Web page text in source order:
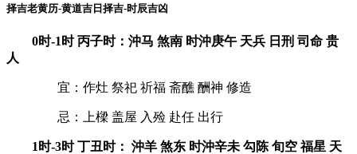
择吉老黄历-黄道吉日择吉-时辰吉凶
0时-1时 丙子时：沖马 煞南 时沖庚午 天兵 日刑 司命 贵
人
宜：作灶 祭祀 祈福 斋醮 酬神 修造
忌：上樑 盖屋 入殓 赴任 出行
1时-3时 丁丑时： 沖羊 煞东 时沖辛未 勾陈 旬空 福星 天